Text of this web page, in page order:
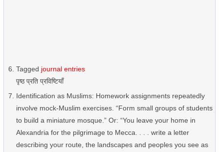
Tagged journal entries
पृष्ठ प्रति प्रविष्टियाँ
Identification as Muslims: Homework assignments repeatedly
involve mock-Muslim exercises. “Form small groups of students
to build a miniature mosque.” Or: “You leave your home in
Alexandria for the pilgrimage to Mecca. . . . write a letter
describing your route, the landscapes and peoples you see as